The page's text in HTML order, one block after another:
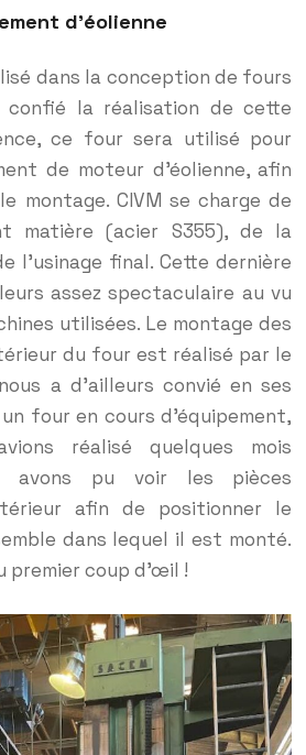
d’éolienne
dans la conception de fours
confié la réalisation de cette
ce four sera utilisé pour
de moteur d’éolienne, afin
montage. CIVM se charge de
matière (acier S355), de la
l’usinage final. Cette dernière
assez spectaculaire au vu
utilisées. Le montage des
du four est réalisé par le
a d’ailleurs convié en ses
four en cours d’équipement,
réalisé quelques mois
avons pu voir les pièces
afin de positionner le
dans lequel il est monté.
premier coup d’œil !